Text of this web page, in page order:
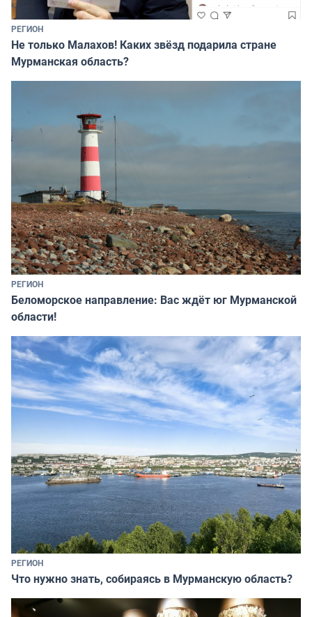
РЕГИОН
Не только Малахов! Каких звёзд подарила стране
Мурманская область?
РЕГИОН
Беломорское направление: Вас ждёт юг Мурманской
области!
РЕГИОН
Что нужно знать, собираясь в Мурманскую область?